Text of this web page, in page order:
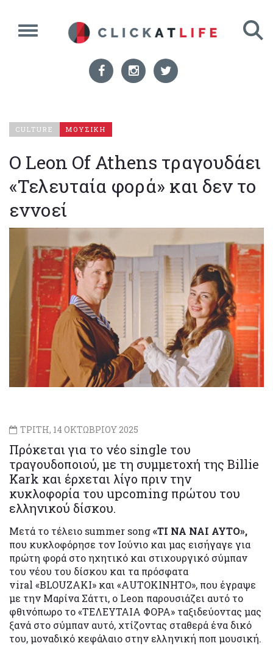
CULTURE ΜΟΥΣΙΚΗ
Ο Leon Of Athens τραγουδάει
«Τελευταία φορά» και δεν το
εννοεί
ΤΡΙΤΗ, 14 ΟΚΤΩΒΡΙΟΥ 2025
Πρόκεται για το νέο single του
τραγουδοποιού, με τη συμμετοχή της Billie
Kark και έρχεται λίγο πριν την
κυκλοφορία του upcoming πρώτου του
ελληνικού δίσκου.
Μετά το τέλειο summer song«ΤΙ ΝΑ ΝΑΙ ΑΥΤΟ»,
που κυκλοφόρησε τον Ιούνιο και μας εισήγαγε για
πρώτη φορά στο ηχητικό και στιχουργικό σύμπαν
του νέου του δίσκου και τα πρόσφατα
viral «BLOUZAKI» και «AUTOKINHTO», που έγραψε
με την Μαρίνα Σάττι, ο Leon παρουσιάζει αυτό το
φθινόπωρο το «ΤΕΛΕΥΤΑΙΑ ΦΟΡΑ» ταξιδεύοντας μας
ξανά στο σύμπαν αυτό, χτίζοντας σταθερά ένα δικό
του, μοναδικό κεφάλαιο στην ελληνική ποπ μουσική.